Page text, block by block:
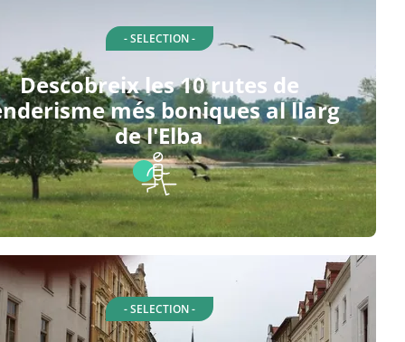
- SELECTION -
Descobreix les 10 rutes de
més boniques al llarg
de l'Elba
- SELECTION -